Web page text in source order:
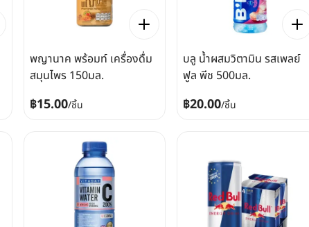
พญานาค พร้อมท์ เครื่องดื่ม
สมุนไพร 150มล.
฿15.00/ชิ้น
บลู น้ำผสมวิตามิน รสเพลย์
ฟูล พีช 500มล.
฿20.00/ชิ้น